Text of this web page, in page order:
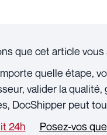
que cet article
quelle étape,
valider la
DocShipper peut
24h
Posez-vos